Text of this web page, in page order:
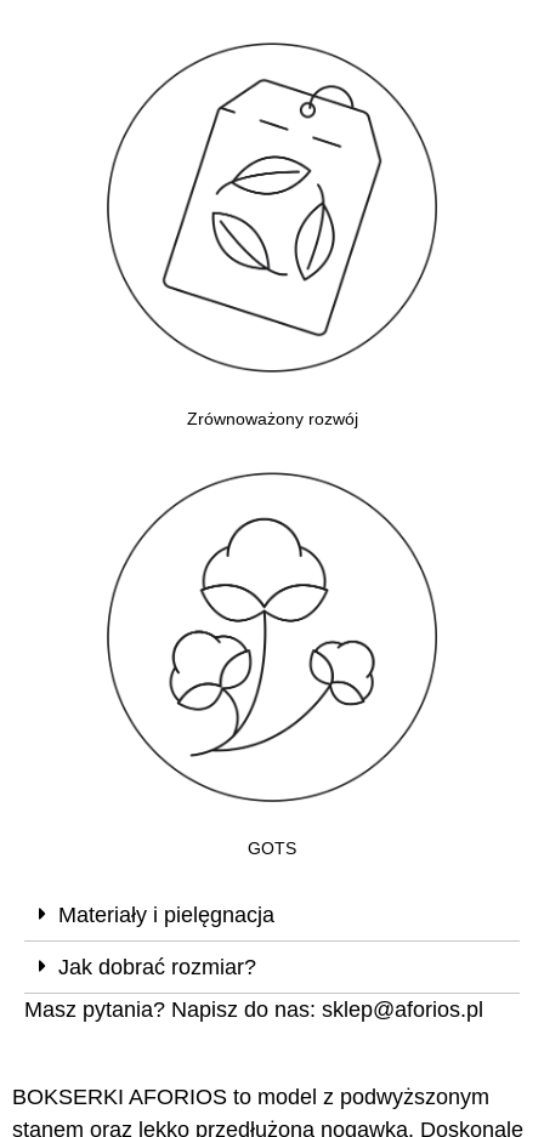
Zrównoważony rozwój
GOTS
Materiały i pielęgnacja
Jak dobrać rozmiar?
Masz pytania? Napisz do nas: sklep@aforios.pl
BOKSERKI AFORIOS to model z podwyższonym
stanem oraz lekko przedłużoną nogawką. Doskonale